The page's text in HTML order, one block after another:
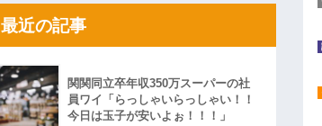
最近の記事
関関同立卒年収350万スーパーの社
員ワイ「らっしゃいらっしゃい！！
今日は玉子が安いよぉ！！！」